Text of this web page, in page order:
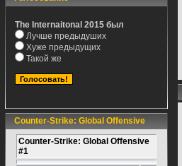
The Internaitonal 2015 был
Лучше предыдуших
Хуже предыдущих
Такой же
Counter-Strike: Global Offensive
Counter-Strike: Global Offensive
#1